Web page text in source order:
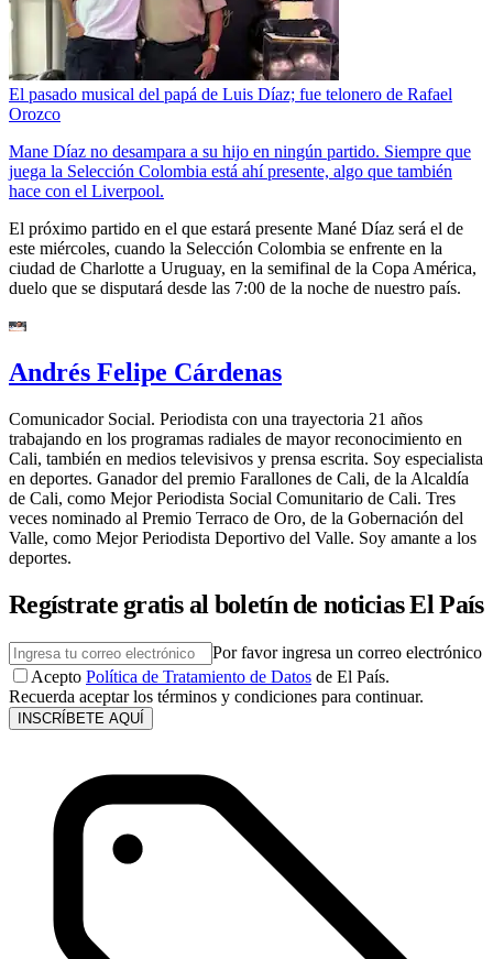
El pasado musical del papá de Luis Díaz; fue telonero de Rafael
Orozco
Mane Díaz no desampara a su hijo en ningún partido. Siempre que
juega la Selección Colombia está ahí presente, algo que también
hace con el Liverpool.
El próximo partido en el que estará presente Mané Díaz será el de
este miércoles, cuando la Selección Colombia se enfrente en la
ciudad de Charlotte a Uruguay, en la semifinal de la Copa América,
duelo que se disputará desde las 7:00 de la noche de nuestro país.
Andrés Felipe Cárdenas
Comunicador Social. Periodista con una trayectoria 21 años
trabajando en los programas radiales de mayor reconocimiento en
Cali, también en medios televisivos y prensa escrita. Soy especialista
en deportes. Ganador del premio Farallones de Cali, de la Alcaldía
de Cali, como Mejor Periodista Social Comunitario de Cali. Tres
veces nominado al Premio Terraco de Oro, de la Gobernación del
Valle, como Mejor Periodista Deportivo del Valle. Soy amante a los
deportes.
Regístrate gratis al boletín de noticias El País
Por favor ingresa un correo electrónico
Acepto Política de Tratamiento de Datos de El País.
Recuerda aceptar los términos y condiciones para continuar.
INSCRÍBETE AQUÍ